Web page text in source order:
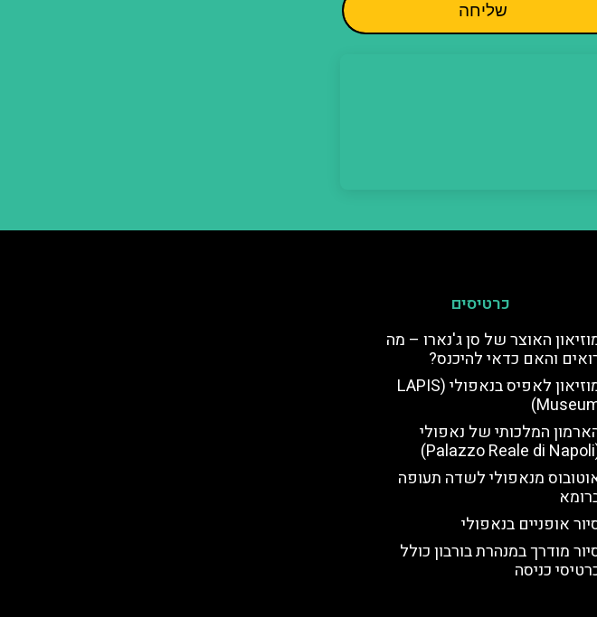
שליחה
כרטיסים
האוצר של סן ג'נארו – מה
והאם כדאי להיכנס?
מוזיאון לאפיס בנאפולי (LAPIS
המלכותי של נאפולי
מנאפולי לשדה תעופה
אופניים בנאפולי
מודרך במנהרת בורבון כולל
כניסה